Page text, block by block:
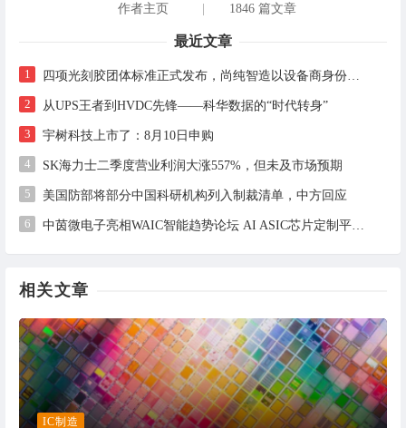
作者主页 1846 篇文章
最近文章
1 四项光刻胶团体标准正式发布，尚纯智造以设备商身份跻身标准起草席
2 从UPS王者到HVDC先锋——科华数据的“时代转身”
3 宇树科技上市了：8月10日申购
4 SK海力士二季度营业利润大涨557%，但未及市场预期
5 美国防部将部分中国科研机构列入制裁清单，中方回应
6 中茵微电子亮相WAIC智能趋势论坛 AI ASIC芯片定制平台赋能工业AI落地
相关文章
IC制造